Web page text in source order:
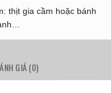
thịt gia cầm hoặc bánh
GIÁ (0)